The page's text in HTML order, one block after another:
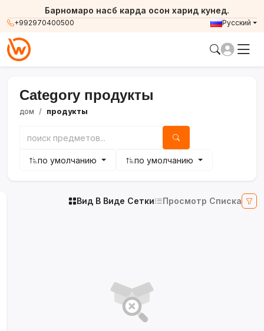
+992970400500
Барномаро насб карда осон харид кунед.
Русский
Category продукты
дом продукты
по умолчанию по умолчанию
Вид В Виде Сетки Просмотр Списка